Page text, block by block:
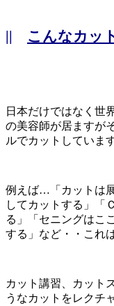
|| こんなカッ
日本だけではなく世
の美容師が居ますが
ルでカットしています
例えば…「カットは
してカットする」「
る」「セニングはこ
する」など・・これ
カット講習、カット
うなカットをレクチ